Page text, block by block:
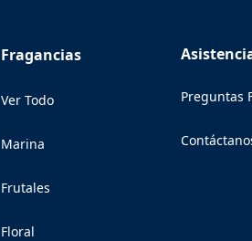
Fragancias
Ver Todo
Marina
Frutales
Floral
Preguntas
(Opens in a